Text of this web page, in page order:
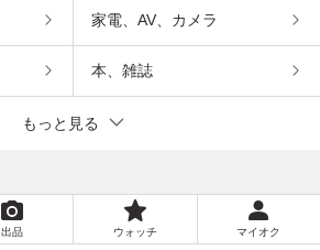
家電、AV、カメラ
本、雑誌
もっと見る
出品 ウォッチ マイオク